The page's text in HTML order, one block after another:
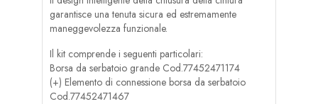
garantisce una tenuta sicura ed estremamente
maneggevolezza funzionale.
Il kit comprende i seguenti particolari:
Borsa da serbatoio grande Cod.77452471174
(+) Elemento di connessione borsa da serbatoio
Cod.77452471467